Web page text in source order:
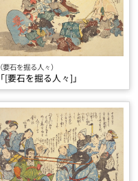
（要石を掘る人々）
「[要石を掘る人々]」